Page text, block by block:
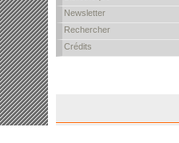
Newsletter
Rechercher
Crédits